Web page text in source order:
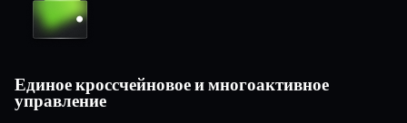
Единое кроссчейновое и многоактивное
управление